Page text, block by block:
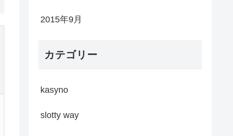
2015年9月
カテゴリー
kasyno
slotty way